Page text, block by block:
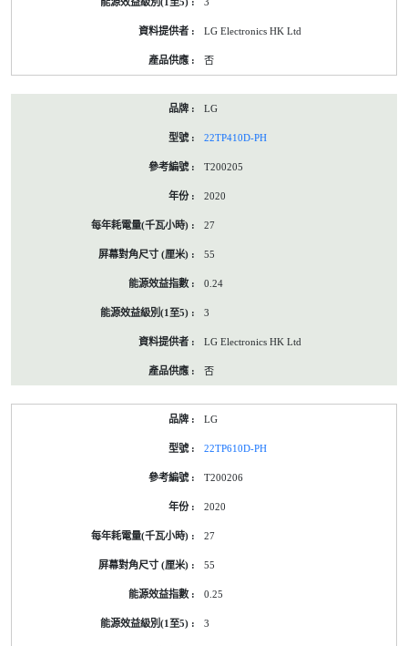
LG Electronics HK Ltd
否
LG
22TP410D-PH
T200205
2020
27
55
0.24
3
LG Electronics HK Ltd
否
LG
22TP610D-PH
T200206
2020
27
55
0.25
3